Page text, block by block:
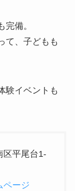
備。
て、子どもも
験イベントも
区平尾台1-
ページ